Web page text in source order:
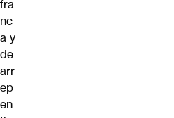
fra
nc
a y
de
arr
ep
en